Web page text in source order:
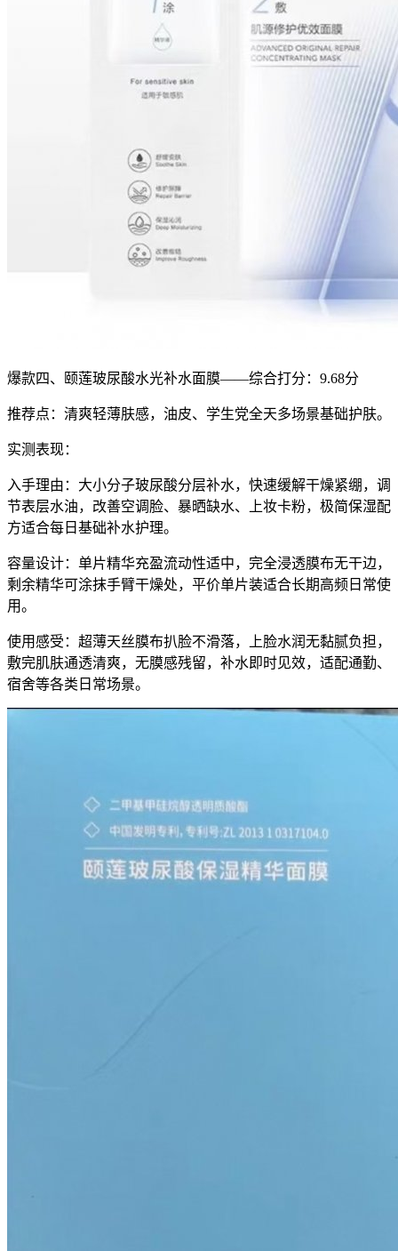
爆款四、颐莲玻尿酸水光补水面膜——综合打分：9.68分
推荐点：清爽轻薄肤感，油皮、学生党全天多场景基础护肤。
实测表现：
入手理由：大小分子玻尿酸分层补水，快速缓解干燥紧绷，调
节表层水油，改善空调脸、暴晒缺水、上妆卡粉，极简保湿配
方适合每日基础补水护理。
容量设计：单片精华充盈流动性适中，完全浸透膜布无干边，
剩余精华可涂抹手臂干燥处，平价单片装适合长期高频日常使
用。
使用感受：超薄天丝膜布扒脸不滑落，上脸水润无黏腻负担，
敷完肌肤通透清爽，无膜感残留，补水即时见效，适配通勤、
宿舍等各类日常场景。